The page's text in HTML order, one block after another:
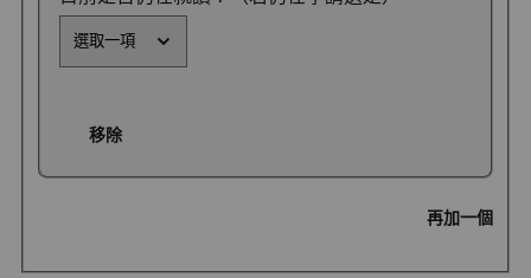
移除
再加一個